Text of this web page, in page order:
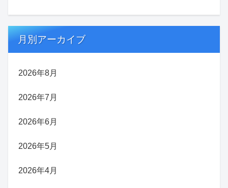
月別アーカイブ
2026年8月
2026年7月
2026年6月
2026年5月
2026年4月